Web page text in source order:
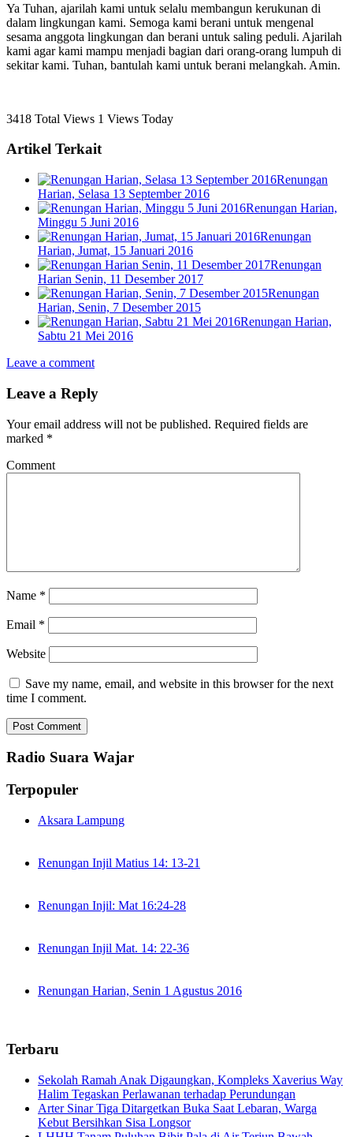
Ya Tuhan, ajarilah kami untuk selalu membangun kerukunan di
dalam lingkungan kami. Semoga kami berani untuk mengenal
sesama anggota lingkungan dan berani untuk saling peduli. Ajarilah
kami agar kami mampu menjadi bagian dari orang-orang lumpuh di
sekitar kami. Tuhan, bantulah kami untuk berani melangkah. Amin.
3418 Total Views 1 Views Today
Artikel Terkait
Renungan
Harian, Selasa 13 September 2016
Renungan Harian,
Minggu 5 Juni 2016
Renungan
Harian, Jumat, 15 Januari 2016
Renungan
Harian Senin, 11 Desember 2017
Renungan
Harian, Senin, 7 Desember 2015
Renungan Harian,
Sabtu 21 Mei 2016
Leave a comment
Leave a Reply
Your email address will not be published. Required fields are
marked *
Comment
Name *
Email *
Website
Save my name, email, and website in this browser for the next
time I comment.
Radio Suara Wajar
Terpopuler
Aksara Lampung
Renungan Injil Matius 14: 13-21
Renungan Injil: Mat 16:24-28
Renungan Injil Mat. 14: 22-36
Renungan Harian, Senin 1 Agustus 2016
Terbaru
Sekolah Ramah Anak Digaungkan, Kompleks Xaverius Way
Halim Tegaskan Perlawanan terhadap Perundungan
Arter Sinar Tiga Ditargetkan Buka Saat Lebaran, Warga
Kebut Bersihkan Sisa Longsor